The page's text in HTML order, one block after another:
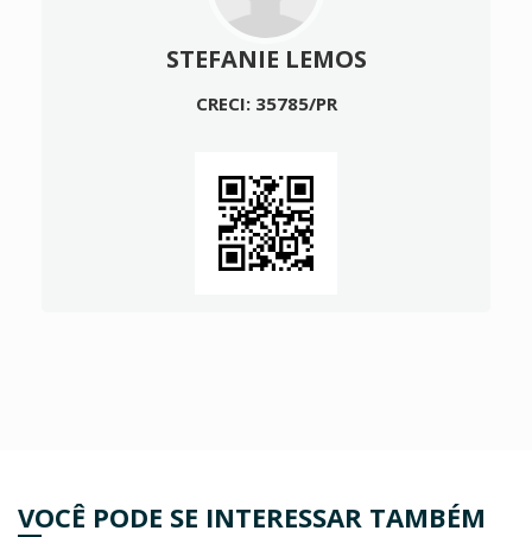
STEFANIE LEMOS
CRECI: 35785/PR
VOCÊ PODE SE INTERESSAR TAMBÉM